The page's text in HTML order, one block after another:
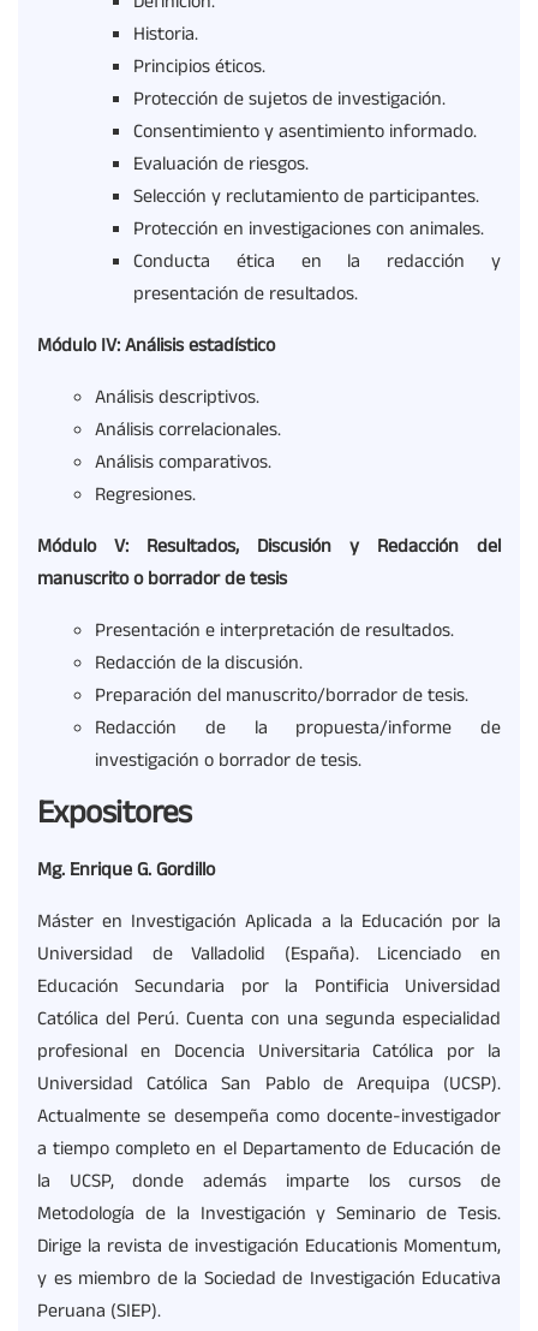
Historia.
Principios éticos.
Protección de sujetos de investigación.
Consentimiento y asentimiento informado.
Evaluación de riesgos.
Selección y reclutamiento de participantes.
Protección en investigaciones con animales.
Conducta ética en la redacción y
presentación de resultados.
Módulo IV: Análisis estadístico
Análisis descriptivos.
Análisis correlacionales.
Análisis comparativos.
Regresiones.
Módulo V: Resultados, Discusión y Redacción del
manuscrito o borrador de tesis
Presentación e interpretación de resultados.
Redacción de la discusión.
Preparación del manuscrito/borrador de tesis.
Redacción de la propuesta/informe de
investigación o borrador de tesis.
Expositores
Mg. Enrique G. Gordillo
Máster en Investigación Aplicada a la Educación por la
Universidad de Valladolid (España). Licenciado en
Educación Secundaria por la Pontificia Universidad
Católica del Perú. Cuenta con una segunda especialidad
profesional en Docencia Universitaria Católica por la
Universidad Católica San Pablo de Arequipa (UCSP).
Actualmente se desempeña como docente-investigador
a tiempo completo en el Departamento de Educación de
la UCSP, donde además imparte los cursos de
Metodología de la Investigación y Seminario de Tesis.
Dirige la revista de investigación Educationis Momentum,
y es miembro de la Sociedad de Investigación Educativa
Peruana (SIEP).